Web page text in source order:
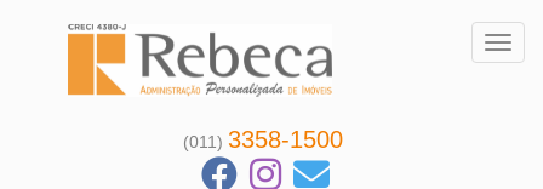
(011) 3358-1500